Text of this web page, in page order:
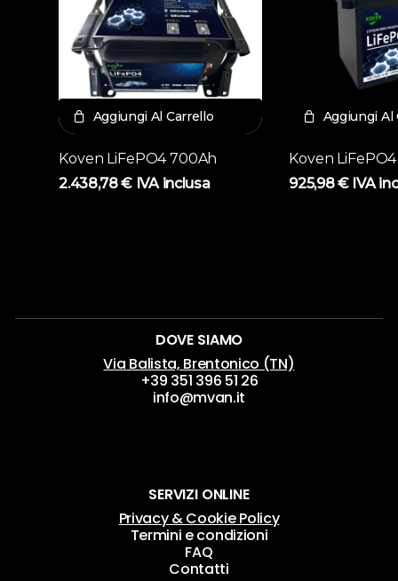
Aggiungi Al Carrello
Koven LiFePO4 700Ah
2.438,78€ IVA inclusa
Aggiungi Al
Koven
925,98€ IVA
DOVE SIAMO
Via Balista, Brentonico (TN)
+39 351 396 51 26
info@mvan.it
SERVIZI ONLINE
Privacy & Cookie Policy
Termini e condizioni
FAQ
Contatti